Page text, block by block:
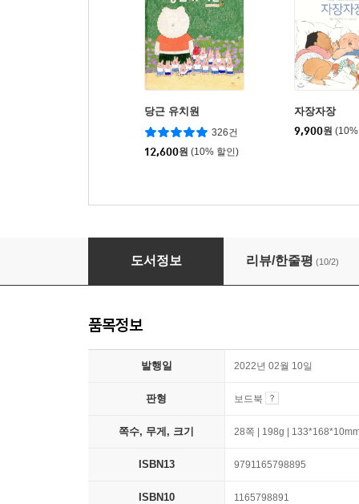
당근 유치원
326건
12,600원 (10% 할인)
자장자장
9,900원
우리 같이 놀자!
도서정보 리뷰/한줄평 (10/2)
품목정보
발행일 2022년 02월 10일
판형 보드북
쪽수, 무게, 크기 28쪽 | 198g |
ISBN13 9791165798895
ISBN10 1165798891